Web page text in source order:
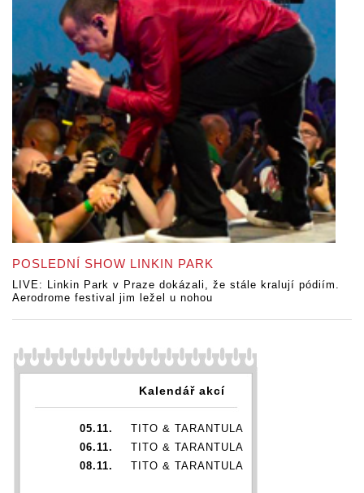
POSLEDNÍ SHOW LINKIN PARK
LIVE: Linkin Park v Praze dokázali, že stále kralují pódiím.
Aerodrome festival jim ležel u nohou
Kalendář akcí
05.11.
TITO & TARANTULA
06.11.
TITO & TARANTULA
08.11.
TITO & TARANTULA